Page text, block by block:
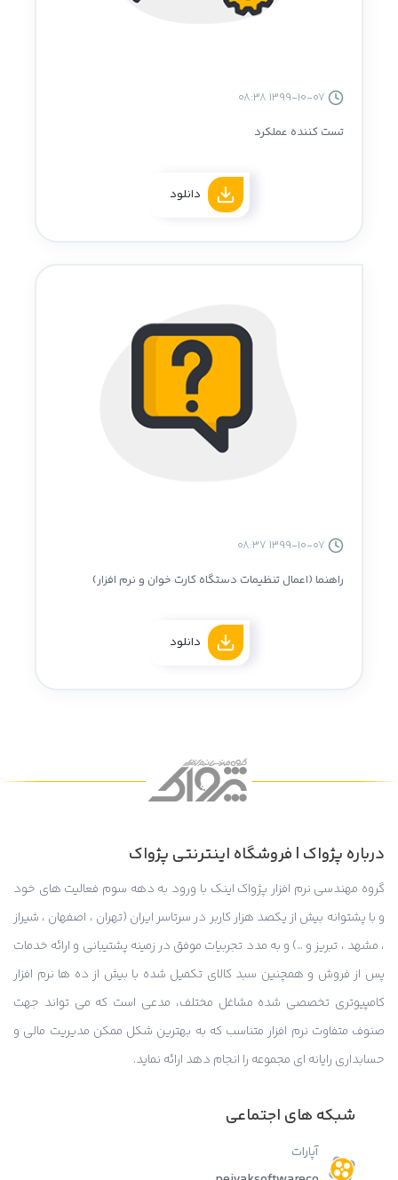
تست کننده عملکرد
دانلود
راهنما (اعمال تنظیمات دستگاه کارت خوان و نرم افزار)
دانلود
درباره پژواک | فروشگاه اینترنتی پژواک
گروه مهندسی نرم افزار پژواک اینک با ورود به دهه سوم فعالیت های خود
و با پشتوانه بیش از یکصد هزار کاربر در سرتاسر ایران (تهران ، اصفهان ، شیراز
، مشهد ، تبریز و …) و به مدد تجربیات موفق در زمینه پشتیبانی و ارائه خدمات
پس از فروش و همچنین سبد کالای تکمیل شده با بیش از ده ها نرم افزار
کامپیوتری تخصصی شده مشاغل مختلف، مدعی است که می تواند جهت
صنوف متفاوت نرم افزار متناسب که به بهترین شکل ممکن مدیریت مالی و
حسابداری رایانه ای مجموعه را انجام دهد ارائه نماید.
شبکه های اجتماعی
آپارات